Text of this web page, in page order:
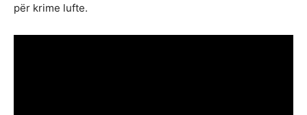
për krime lufte.